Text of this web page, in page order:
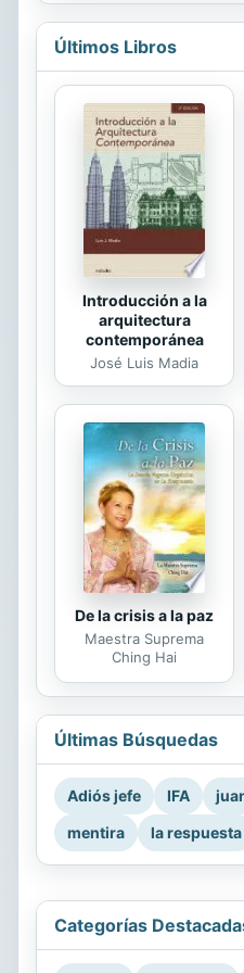
sistema
ver con el
solamente
en los
grandes
necesaria
entre la
Últimos Libros
Introducción a la
arquitectura
contemporánea
José Luis Madia
De la crisis a la paz
Maestra Suprema
Ching Hai
Últimas Búsquedas
Adiós jefe IFA
mentira
la respuesta
Categorías